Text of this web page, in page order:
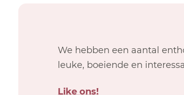
We hebben een aantal
leuke, boeiende en
Like ons!